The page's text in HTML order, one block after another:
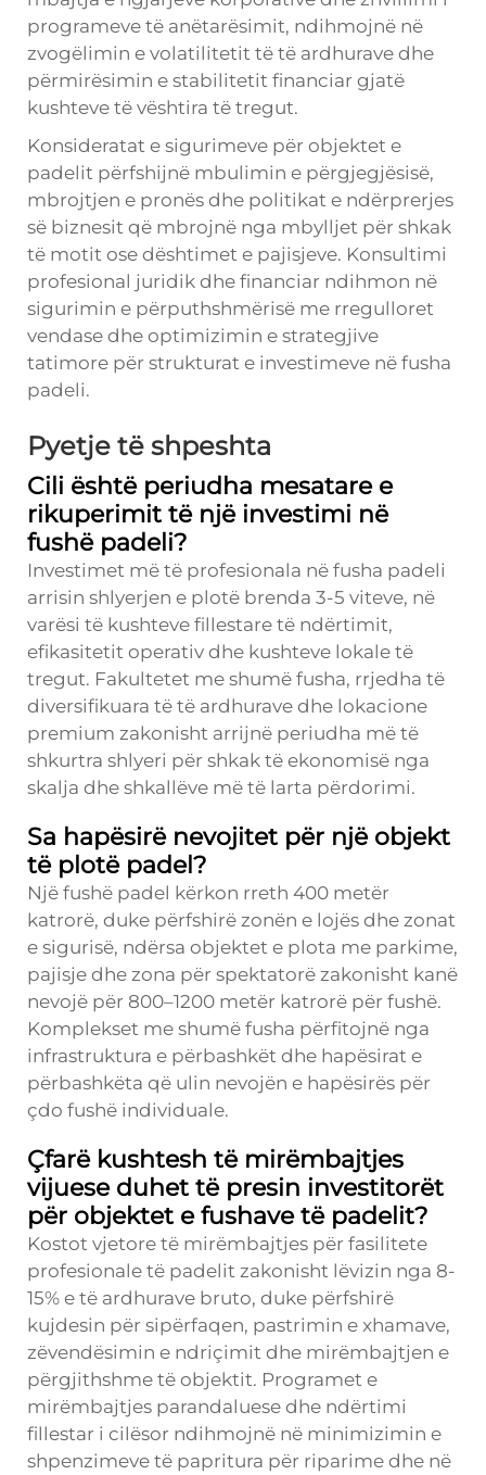
programeve të anëtarësimit, ndihmojnë në
zvogëlimin e volatilitetit të të ardhurave dhe
përmirësimin e stabilitetit financiar gjatë
kushteve të vështira të tregut.
Konsideratat e sigurimeve për objektet e
padelit përfshijnë mbulimin e përgjegjësisë,
mbrojtjen e pronës dhe politikat e ndërprerjes
së biznesit që mbrojnë nga mbylljet për shkak
të motit ose dështimet e pajisjeve. Konsultimi
profesional juridik dhe financiar ndihmon në
sigurimin e përputhshmërisë me rregulloret
vendase dhe optimizimin e strategjive
tatimore për strukturat e investimeve në fusha
padeli.
Pyetje të shpeshta
Cili është periudha mesatare e
rikuperimit të një investimi në
fushë padeli?
Investimet më të profesionala në fusha padeli
arrisin shlyerjen e plotë brenda 3-5 viteve, në
varësi të kushteve fillestare të ndërtimit,
efikasitetit operativ dhe kushteve lokale të
tregut. Fakultetet me shumë fusha, rrjedha të
diversifikuara të të ardhurave dhe lokacione
premium zakonisht arrijnë periudha më të
shkurtra shlyeri për shkak të ekonomisë nga
skalja dhe shkallëve më të larta përdorimi.
Sa hapësirë nevojitet për një objekt
të plotë padel?
Një fushë padel kërkon rreth 400 metër
katrorë, duke përfshirë zonën e lojës dhe zonat
e sigurisë, ndërsa objektet e plota me parkime,
pajisje dhe zona për spektatorë zakonisht kanë
nevojë për 800–1200 metër katrorë për fushë.
Komplekset me shumë fusha përfitojnë nga
infrastruktura e përbashkët dhe hapësirat e
përbashkëta që ulin nevojën e hapësirës për
çdo fushë individuale.
Çfarë kushtesh të mirëmbajtjes
vijuese duhet të presin investitorët
për objektet e fushave të padelit?
Kostot vjetore të mirëmbajtjes për fasilitete
profesionale të padelit zakonisht lëvizin nga 8-
15% e të ardhurave bruto, duke përfshirë
kujdesin për sipërfaqen, pastrimin e xhamave,
zëvendësimin e ndriçimit dhe mirëmbajtjen e
përgjithshme të objektit. Programet e
mirëmbajtjes parandaluese dhe ndërtimi
fillestar i cilësor ndihmojnë në minimizimin e
shpenzimeve të papritura për riparime dhe në